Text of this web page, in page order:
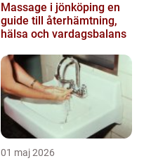
Massage i jönköping en
guide till återhämtning,
hälsa och vardagsbalans
01 maj 2026